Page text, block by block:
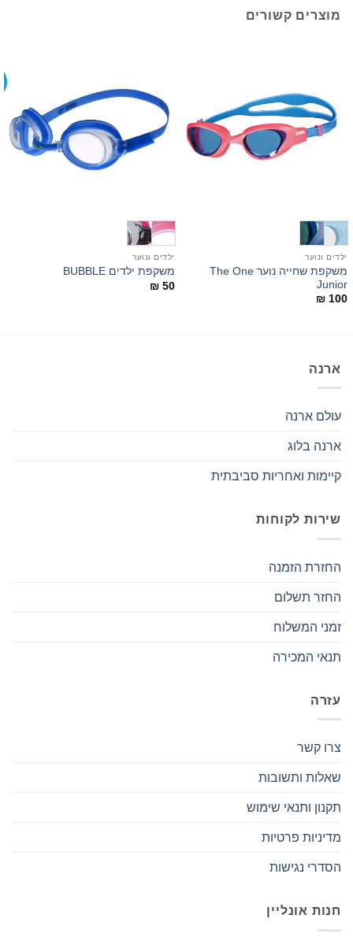
מוצרים קשורים
ילדים ונוער
משקפת שחייה נוער The One
Junior
₪ 100
ילדים ונוער
משקפת ילדים BUBBLE
₪ 50
ארנה
עולם ארנה
ארנה בלוג
קיימות ואחריות סביבתית
שירות לקוחות
החזרת הזמנה
החזר תשלום
זמני המשלוח
תנאי המכירה
עזרה
צרו קשר
שאלות ותשובות
תקנון ותנאי שימוש
מדיניות פרטיות
הסדרי נגישות
חנות אונליין